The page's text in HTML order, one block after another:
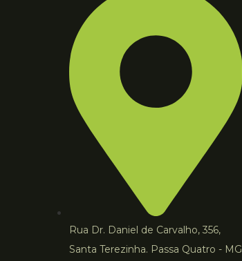
Rua Dr. Daniel de Carvalho, 356,
Santa Terezinha. Passa Quatro - MG